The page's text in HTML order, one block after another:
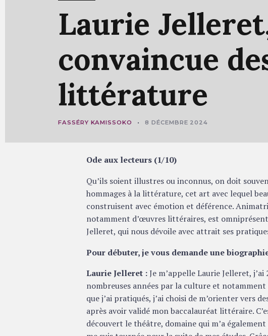
Laurie
convaincue
littérature
FASSÉRY KAMISSOKO 8 DÉCEMBRE 2024
Ode aux lecteurs (1/10)
Qu’ils soient illustres ou inconnus, on doit
hommages à la littérature, cet art avec lequel
construisent avec émotion et déférence.
notamment d’œuvres littéraires, est
Jelleret, qui nous dévoile avec attrait ses
Pour débuter, je vous demande une
Laurie Jelleret :Je m’appelle Laurie Jelleret, j’ai
nombreuses années par la culture et
que j’ai pratiqués, j’ai choisi de m’orienter vers
après avoir validé mon baccalauréat littéraire.
découvert le théâtre, domaine qui m’a